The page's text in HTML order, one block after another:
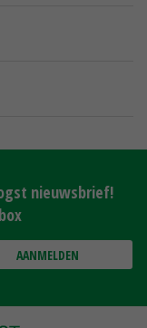
nieuwsbrief!
AANMELDEN